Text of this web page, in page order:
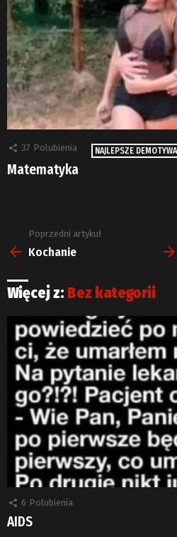
37 Polubienia NAJLEPSZE
Matematyka
Zobacz
więcej
Poprzedni artykuł
Kochanie
Więcej z: Bez kategorii
6 Polubienia
AIDS